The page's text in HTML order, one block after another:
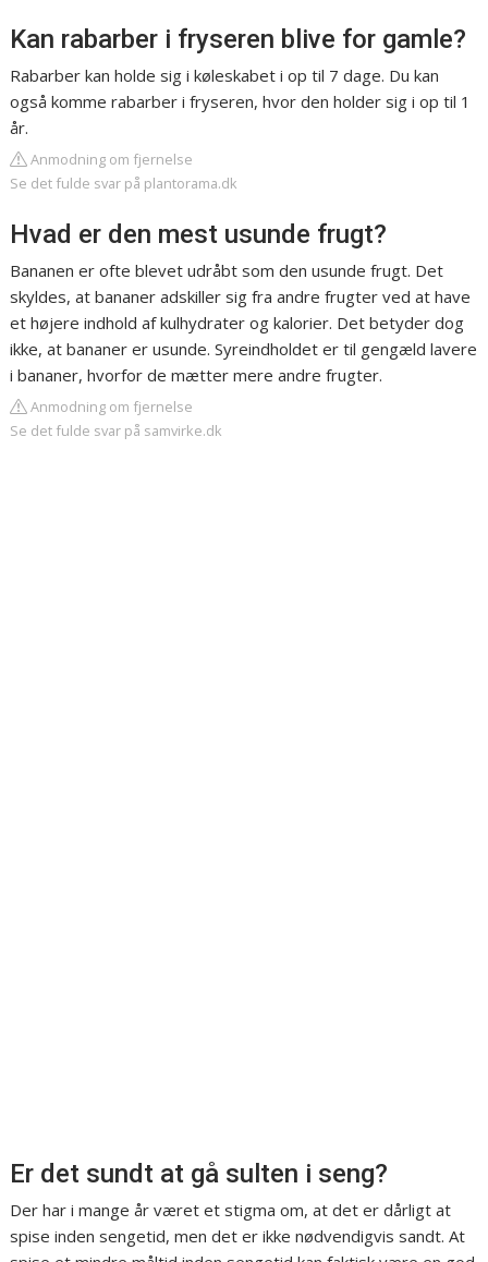
Kan rabarber i fryseren blive for gamle?
Rabarber kan holde sig i køleskabet i op til 7 dage. Du kan
også komme rabarber i fryseren, hvor den holder sig i op til 1
år.
Anmodning om fjernelse
Se det fulde svar på plantorama.dk
Hvad er den mest usunde frugt?
Bananen er ofte blevet udråbt som den usunde frugt. Det
skyldes, at bananer adskiller sig fra andre frugter ved at have
et højere indhold af kulhydrater og kalorier. Det betyder dog
ikke, at bananer er usunde. Syreindholdet er til gengæld lavere
i bananer, hvorfor de mætter mere andre frugter.
Anmodning om fjernelse
Se det fulde svar på samvirke.dk
Er det sundt at gå sulten i seng?
Der har i mange år været et stigma om, at det er dårligt at
spise inden sengetid, men det er ikke nødvendigvis sandt. At